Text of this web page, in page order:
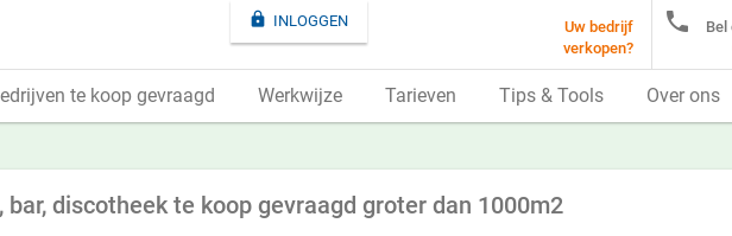
discotheek te koop gevraagd groter dan 1000m2
 INLOGGEN
Uw bedrijf
verkopen?

Bel
te koop gevraagd Werkwijze Tarieven Tips & Tools Over ons